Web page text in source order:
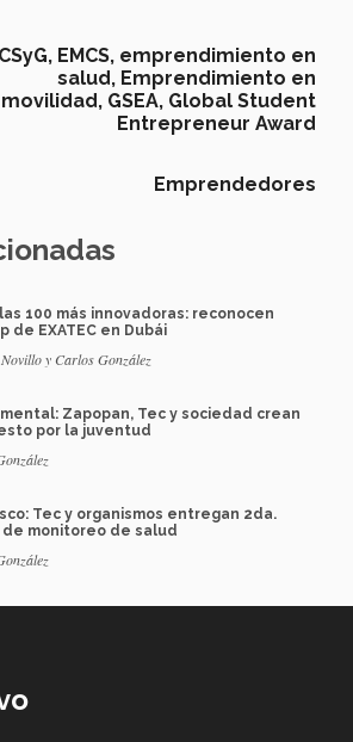
EMCS, emprendimiento en
salud, Emprendimiento en
movilidad, GSEA, Global Student
Entrepreneur Award
Emprendedores
100 más innovadoras: reconocen
de EXATEC en Dubái
y Carlos González
Zapopan, Tec y sociedad crean
por la juventud
Tec y organismos entregan 2da.
monitoreo de salud